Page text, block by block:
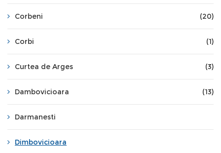
Corbeni (20)
Corbi (1)
Curtea de Arges (3)
Dambovicioara (13)
Darmanesti
Dimbovicioara